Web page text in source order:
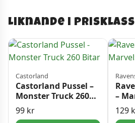
Liknande i prisklass
Castorland
Castorland Pussel –
Monster Truck 260
Bitar
99 kr
–
bitar
129